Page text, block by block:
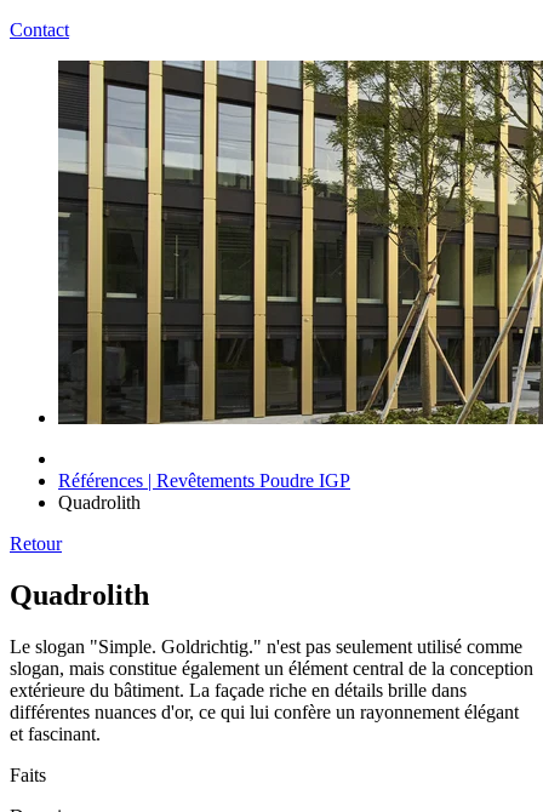
Contact
Références | Revêtements Poudre IGP
Quadrolith
Retour
Quadrolith
Le slogan "Simple. Goldrichtig." n'est pas seulement utilisé comme
slogan, mais constitue également un élément central de la conception
extérieure du bâtiment. La façade riche en détails brille dans
différentes nuances d'or, ce qui lui confère un rayonnement élégant
et fascinant.
Faits